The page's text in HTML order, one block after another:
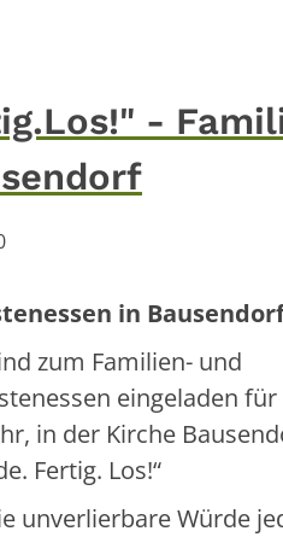
-
in
zum Familien- und
eingeladen für
in der Kirche
Fertig. Los!“
unverlierbare Würde